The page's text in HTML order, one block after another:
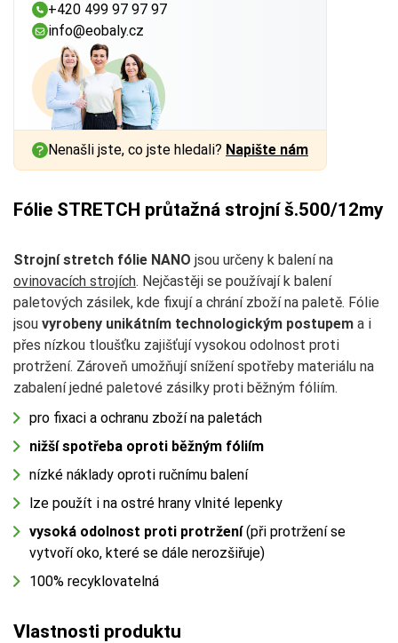
+420 499 97 97 97
info@eobaly.cz
Nenašli jste, co jste hledali? Napište nám
Fólie STRETCH průtažná strojní š.500/12my
Strojní stretch fólie NANO jsou určeny k balení na
ovinovacích strojích. Nejčastěji se používají k balení
paletových zásilek, kde fixují a chrání zboží na paletě. Fólie
jsou vyrobeny unikátním technologickým postupem a i
přes nízkou tloušťku zajišťují vysokou odolnost proti
protržení. Zároveň umožňují snížení spotřeby materiálu na
zabalení jedné paletové zásilky proti běžným fóliím.
pro fixaci a ochranu zboží na paletách
nižší spotřeba oproti běžným fóliím
nízké náklady oproti ručnímu balení
lze použít i na ostré hrany vlnité lepenky
vysoká odolnost proti protržení(při protržení se
vytvoří oko, které se dále nerozšiřuje)
100% recyklovatelná
Vlastnosti produktu